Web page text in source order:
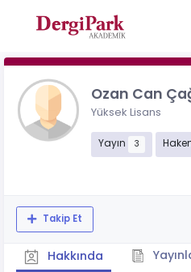
Ozan Can
Yüksek Lisans
Yayın 3
Takip Et
Hakkında